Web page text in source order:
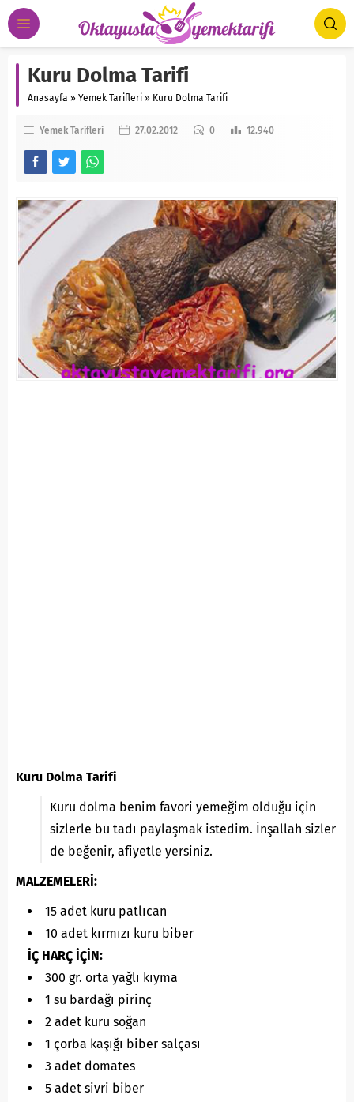
Kuru Dolma Tarifi
Anasayfa » Yemek Tarifleri » Kuru Dolma Tarifi
Yemek Tarifleri 27.02.2012 0 12.940
Kuru Dolma Tarifi
Kuru dolma benim favori yemeğim olduğu için
sizlerle bu tadı paylaşmak istedim. İnşallah sizler
de beğenir, afiyetle yersiniz.
MALZEMELERİ:
15 adet kuru patlıcan
10 adet kırmızı kuru biber
İÇ HARÇ İÇİN:
300 gr. orta yağlı kıyma
1 su bardağı pirinç
2 adet kuru soğan
1 çorba kaşığı biber salçası
3 adet domates
5 adet sivri biber